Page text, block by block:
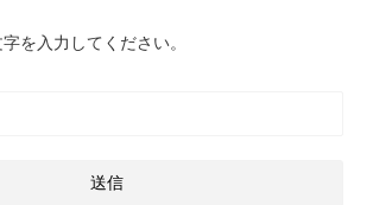
を入力してください。